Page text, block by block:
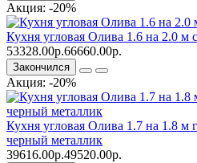
Акция: -20%
Кухня угловая Олива 1.6 на 2.0 м
53328.00р.66660.00р.
Закончился
Акция: -20%
Кухня угловая Олива 1.7 на 1.8 м
черный металлик
39616.00р.49520.00р.